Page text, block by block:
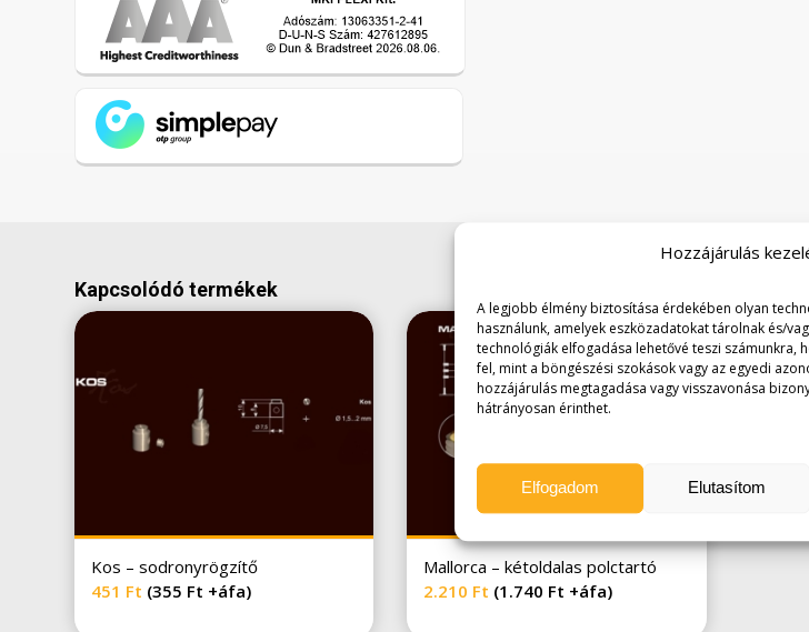
Hozzájárulás
A legjobb élmény biztosítása érdekében olyan
használunk, amelyek eszközadatokat tárolnak és/
technológiák elfogadása lehetővé teszi számunkra,
fel, mint a böngészési szokások vagy az egyedi
hozzájárulás megtagadása vagy visszavonása
hátrányosan érinthet.
Elfogadom Elutasítom
Kapcsolódó termékek
Kos – sodronyrögzítő
451 Ft (355 Ft +áfa)
Mallorca – kétoldalas polctartó
2.210 Ft (1.740 Ft +áfa)